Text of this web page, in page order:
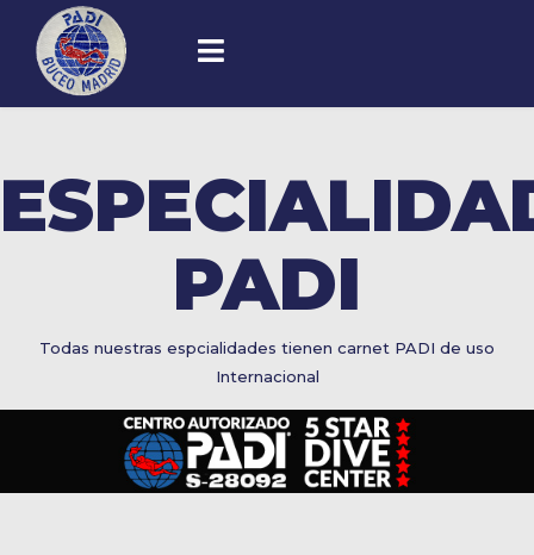
PADI
Todas nuestras espcialidades tienen carnet PADI de uso
Internacional